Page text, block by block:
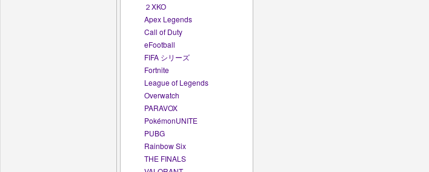
２XKO
Apex Legends
Call of Duty
eFootball
FIFA シリーズ
Fortnite
League of Legends
Overwatch
PARAVOX
PokémonUNITE
PUBG
Rainbow Six
THE FINALS